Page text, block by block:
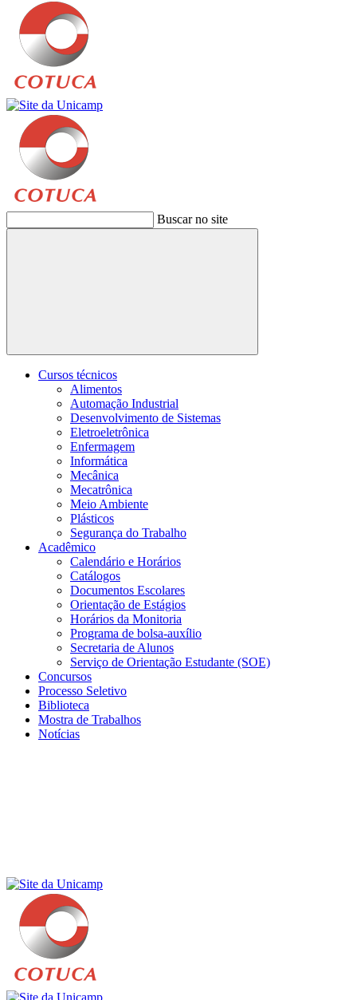
Buscar no site
Buscar
Cursos técnicos
Alimentos
Automação Industrial
Desenvolvimento de Sistemas
Eletroeletrônica
Enfermagem
Informática
Mecânica
Mecatrônica
Meio Ambiente
Plásticos
Segurança do Trabalho
Acadêmico
Calendário e Horários
Catálogos
Documentos Escolares
Orientação de Estágios
Horários da Monitoria
Programa de bolsa-auxílio
Secretaria de Alunos
Serviço de Orientação Estudante (SOE)
Concursos
Processo Seletivo
Biblioteca
Mostra de Trabalhos
Notícias